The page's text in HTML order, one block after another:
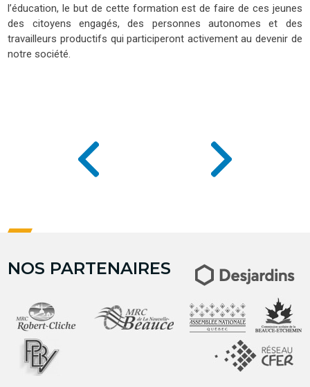
l’éducation, le but de cette formation est de faire de ces jeunes
des citoyens engagés, des personnes autonomes et des
travailleurs productifs qui participeront activement au devenir de
notre société.
Navigation
NOS PARTENAIRES